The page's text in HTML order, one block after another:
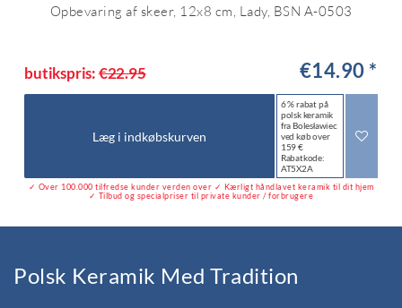
Opbevaring af skeer, 12x8 cm, Lady, BSN A-0503
butikspris:€22.95 €14.90 *
Læg i indkøbskurven
6 % rabat på
polsk keramik
fra Bolesławiec
ved køb over
159 €
Rabatkode:
AT5X2A
✓ Over 100.000 tilfredse kunder verden over ✓ Kærligt håndlavet keramik til dit hjem
✓ Tilbud og specialpriser til private kunder / forbrugere
Polsk Keramik Med Tradition